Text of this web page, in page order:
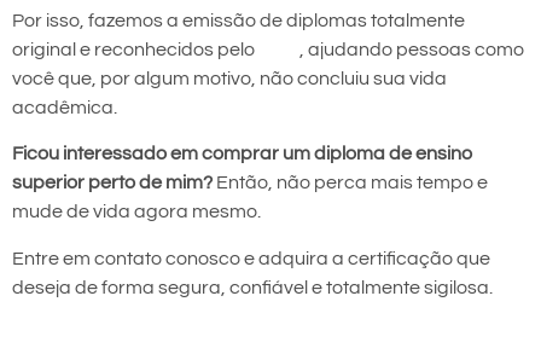
Por isso, fazemos a emissão de diplomas totalmente
original e reconhecidos pelo
, ajudando pessoas como
você que, por algum motivo, não concluiu sua vida
acadêmica.
Ficou interessado em comprar um diploma de ensino
superior perto de mim? Então, não perca mais tempo e
mude de vida agora mesmo.
Entre em contato conosco e adquira a certificação que
deseja de forma segura, confiável e totalmente sigilosa.